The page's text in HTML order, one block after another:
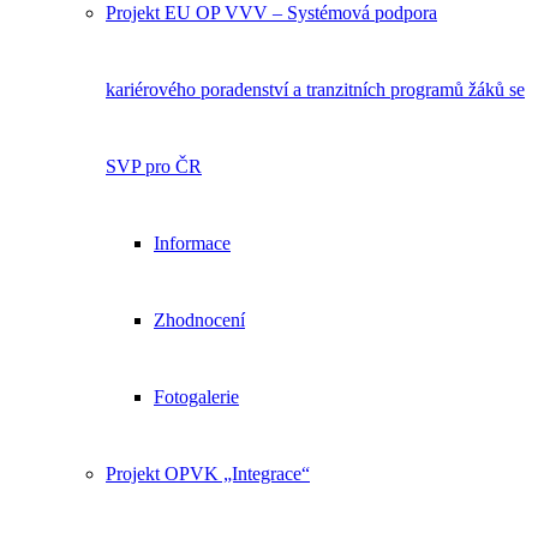
Projekt EU OP VVV – Systémová podpora
kariérového poradenství a tranzitních programů žáků se
SVP pro ČR
Informace
Zhodnocení
Fotogalerie
Projekt OPVK „Integrace“